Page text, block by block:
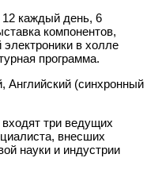
12 каждый день, 6
компонентов,
в холле
программа.
Английский (синхронный
три ведущих
внесших
науки и индустрии